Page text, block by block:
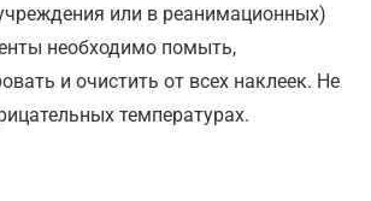
или в реанимационных)
необходимо помыть,
и очистить от всех наклеек. Не
температурах.